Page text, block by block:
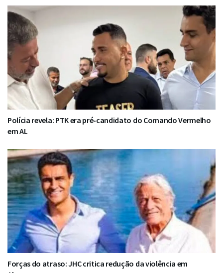
Polícia revela: PTK era pré-candidato do Comando Vermelho
em AL
Forças do atraso: JHC critica redução da violência em